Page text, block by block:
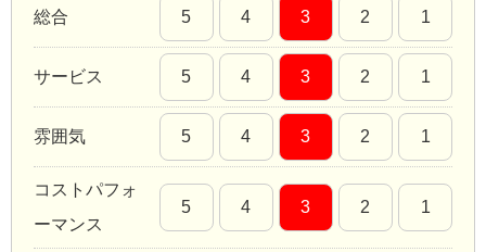
総合 5 4 3 2 1
サービス 5 4 3 2 1
雰囲気 5 4 3 2 1
コストパフォ
ーマンス
5 4 3 2 1